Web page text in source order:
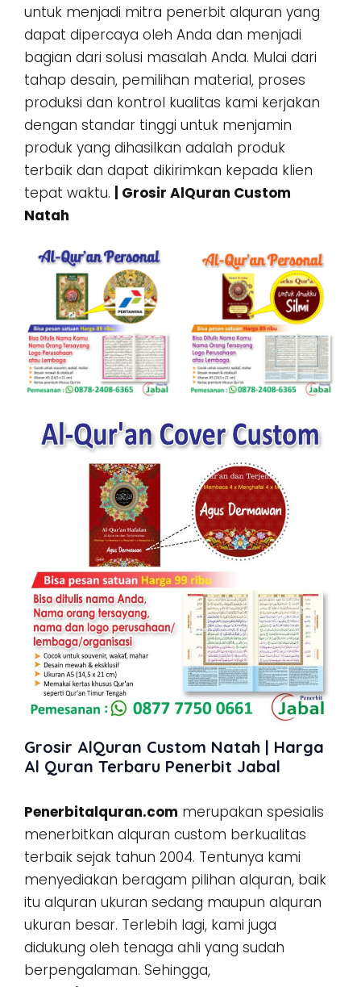
untuk menjadi mitra penerbit alquran yang
dapat dipercaya oleh Anda dan menjadi
bagian dari solusi masalah Anda. Mulai dari
tahap desain, pemilihan material, proses
produksi dan kontrol kualitas kami kerjakan
dengan standar tinggi untuk menjamin
produk yang dihasilkan adalah produk
terbaik dan dapat dikirimkan kepada klien
tepat waktu.
| Grosir AlQuran Custom
Natah
Grosir AlQuran Custom Natah | Harga
Al Quran Terbaru Penerbit Jabal
Penerbitalquran.com merupakan spesialis
menerbitkan alquran custom berkualitas
terbaik sejak tahun 2004. Tentunya kami
menyediakan beragam pilihan alquran, baik
itu alquran ukuran sedang maupun alquran
ukuran besar. Terlebih lagi, kami juga
didukung oleh tenaga ahli yang sudah
berpengalaman. Sehingga,